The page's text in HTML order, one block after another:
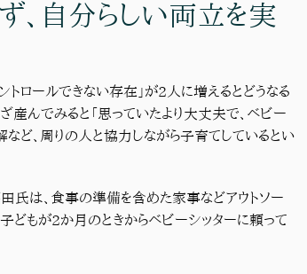
、自分らしい両立を実
ロールできない存在」が2人に増えるとどうなる
産んでみると「思っていたより大丈夫で、ベビー
ど、周りの人と協力しながら子育てしているとい
田氏は、食事の準備を含めた家事などアウトソー
どもが2か月のときからベビーシッターに頼って